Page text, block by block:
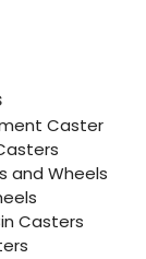
Caster
and Wheels
Casters